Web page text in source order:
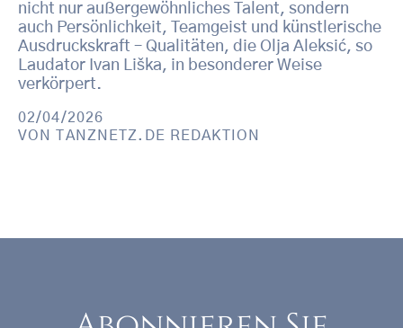
nicht nur außergewöhnliches Talent, sondern
auch Persönlichkeit, Teamgeist und künstlerische
Ausdruckskraft – Qualitäten, die Olja Aleksić, so
Laudator Ivan Liška, in besonderer Weise
verkörpert.
02/04/2026
VON
TANZNETZ.DE REDAKTION